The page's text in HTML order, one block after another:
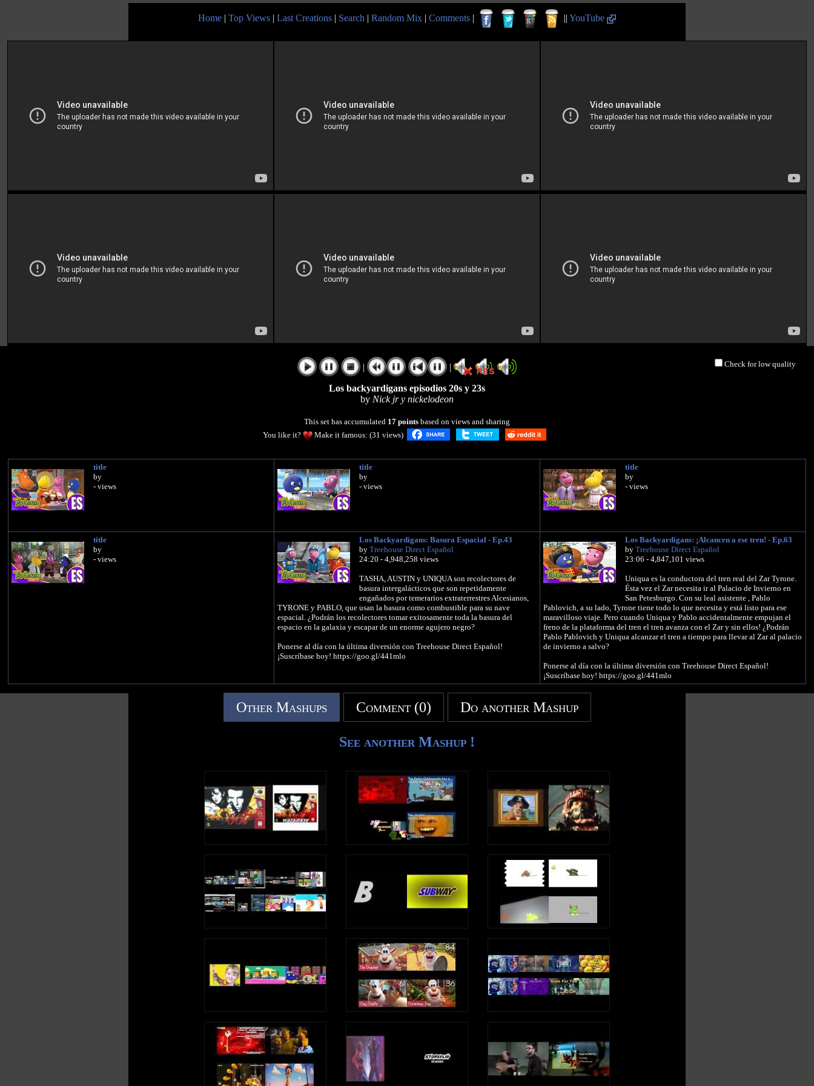
Home | Top Views | Last Creations | Search | Random Mix | Comments | || YouTube
Check for low quality
| |
Los backyardigans episodios 20s y 23s
by Nick jr y nickelodeon
This set has accumulated 17 points based on views and sharing
You like it?
Make it famous: (31 views)
title
by
- views
title
by
- views
title
by
- views
title
by
- views
Los Backyardigans: Basura Espacial - Ep.43
by Treehouse Direct Español
24:20 - 4,948,258 views
TASHA, AUSTIN y UNIQUA son recolectores de
basura intergalácticos que son repetidamente
engañados por temerarios extraterrestres Alcesianos,
TYRONE y PABLO, que usan la basura como combustible para su nave
espacial. ¿Podrán los recolectores tomar exitosamente toda la basura del
espacio en la galaxia y escapar de un enorme agujero negro?
Ponerse al día con la última diversión con Treehouse Direct Español!
¡Suscríbase hoy! https://goo.gl/441mlo
Los Backyardigans: ¡Alcancen a ese tren! - Ep.63
by Treehouse Direct Español
23:06 - 4,847,101 views
Uniqua es la conductora del tren real del Zar Tyrone.
Ésta vez el Zar necesita ir al Palacio de Invierno en
San Petesburgo. Con su leal asistente , Pablo
Pablovich, a su lado, Tyrone tiene todo lo que necesita y está listo para ese
maravilloso viaje. Pero cuando Uniqua y Pablo accidentalmente empujan el
freno de la plataforma del tren el tren avanza con el Zar y sin ellos! ¿Podrán
Pablo Pablovich y Uniqua alcanzar el tren a tiempo para llevar al Zar al palacio
de invierno a salvo?
Ponerse al día con la última diversión con Treehouse Direct Español!
¡Suscríbase hoy! https://goo.gl/441mlo
Other Mashups Comment (0) Do another Mashup
See another Mashup !